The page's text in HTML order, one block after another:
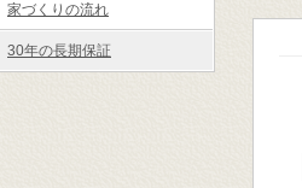
家づくりの流れ
30年の長期保証